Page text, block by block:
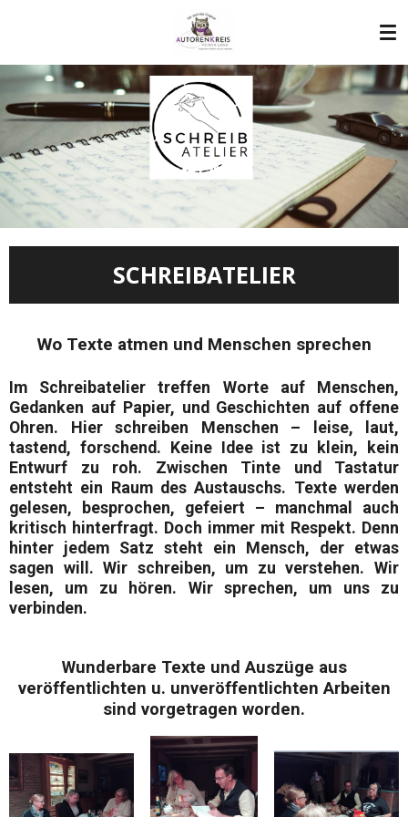
springen
SCHREIBATELIER
Wo Texte atmen und Menschen sprechen
Im Schreibatelier treffen Worte auf Menschen,
Gedanken auf Papier, und Geschichten auf offene
Ohren. Hier schreiben Menschen – leise, laut,
tastend, forschend. Keine Idee ist zu klein, kein
Entwurf zu roh. Zwischen Tinte und Tastatur
entsteht ein Raum des Austauschs. Texte werden
gelesen, besprochen, gefeiert – manchmal auch
kritisch hinterfragt. Doch immer mit Respekt. Denn
hinter jedem Satz steht ein Mensch, der etwas
sagen will. Wir schreiben, um zu verstehen. Wir
lesen, um zu hören. Wir sprechen, um uns zu
verbinden.
Wunderbare Texte und Auszüge aus
veröffentlichten u. unveröffentlichten Arbeiten
sind vorgetragen worden.